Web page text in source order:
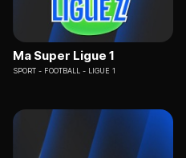
Ma Super Ligue 1
SPORT FOOTBALL - LIGUE 1